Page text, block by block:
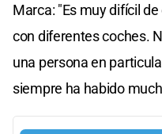
Marca: "Es muy difícil
con diferentes coches.
una persona en
siempre ha habido